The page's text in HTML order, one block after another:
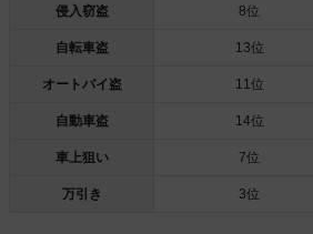
侵入窃盗 8位
自転車盗 13位
オートバイ盗 11位
自動車盗 14位
車上狙い 7位
万引き 3位